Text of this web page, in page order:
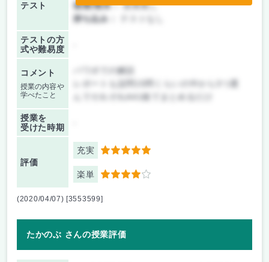
テスト
後期/期末：授業無し
持ち込み：
テストの方
式や難易度
コメント
授業の内容や
学べたこと
パワポでの解説
んでそれぞれA41枚でまとめるだけ
授業を
受けた時期
評価
充実 5
楽単 4
(2020/04/07) [3553599]
たかのぶ さんの授業評価